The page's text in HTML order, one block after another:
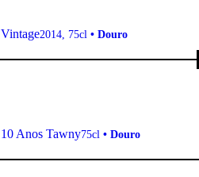
Vintage2014, 75cl • Douro
10 Anos Tawny75cl • Douro